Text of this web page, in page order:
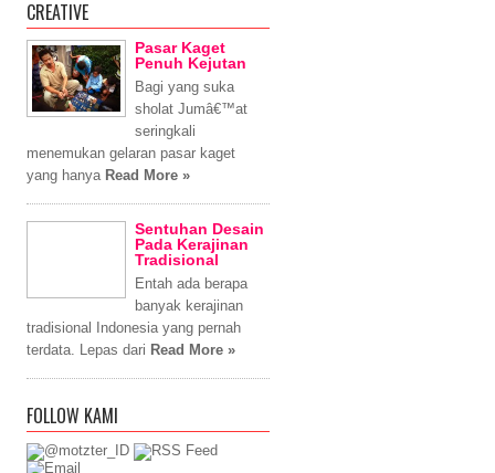
CREATIVE
Pasar Kaget
Penuh Kejutan
Bagi yang suka
sholat Jumâ€™at
seringkali
menemukan gelaran pasar kaget
yang hanya Read More »
Sentuhan Desain
Pada Kerajinan
Tradisional
Entah ada berapa
banyak kerajinan
tradisional Indonesia yang pernah
terdata. Lepas dari Read More »
FOLLOW KAMI